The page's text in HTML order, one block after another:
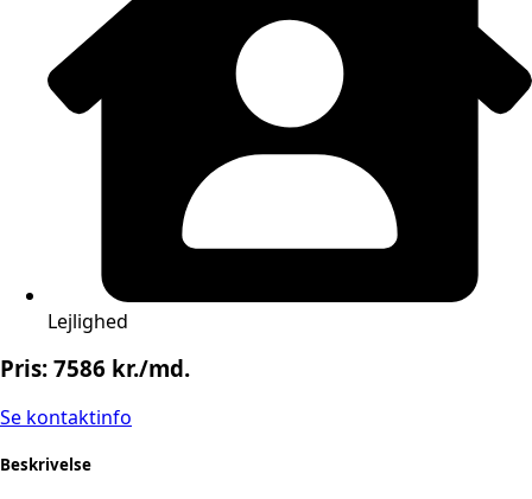
Lejlighed
Pris: 7586 kr./md.
Se kontaktinfo
Beskrivelse